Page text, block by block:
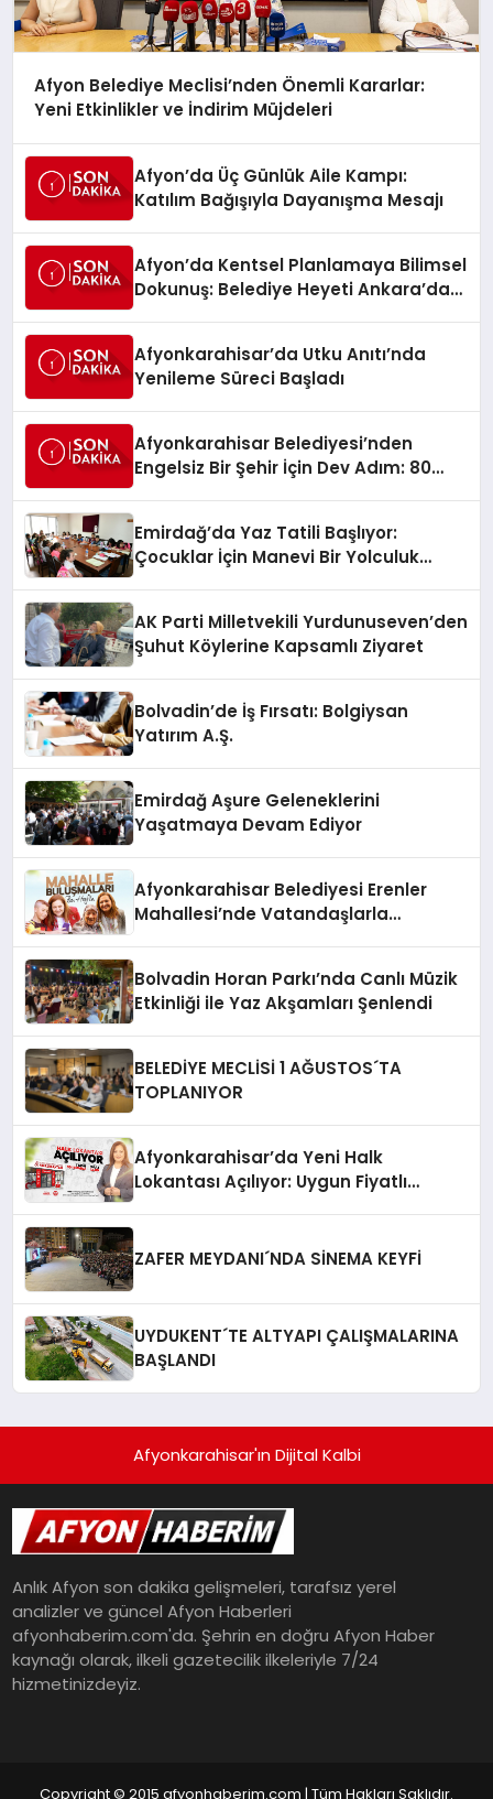
Afyon Belediye Meclisi’nden Önemli Kararlar:
Yeni Etkinlikler ve İndirim Müjdeleri
Afyon’da Üç Günlük Aile Kampı:
Katılım Bağışıyla Dayanışma Mesajı
Afyon’da Kentsel Planlamaya Bilimsel
Dokunuş: Belediye Heyeti Ankara’da
Afyonkarahisar’da Utku Anıtı’nda
Yenileme Süreci Başladı
Afyonkarahisar Belediyesi’nden
Engelsiz Bir Şehir İçin Dev Adım: 80
Emirdağ’da Yaz Tatili Başlıyor:
Çocuklar İçin Manevi Bir Yolculuk
AK Parti Milletvekili Yurdunuseven’den
Şuhut Köylerine Kapsamlı Ziyaret
Bolvadin’de İş Fırsatı: Bolgiysan
Yatırım A.Ş.
Emirdağ Aşure Geleneklerini
Yaşatmaya Devam Ediyor
Afyonkarahisar Belediyesi Erenler
Mahallesi’nde Vatandaşlarla
Bolvadin Horan Parkı’nda Canlı Müzik
Etkinliği ile Yaz Akşamları Şenlendi
BELEDİYE MECLİSİ 1 AĞUSTOS´TA
TOPLANIYOR
Afyonkarahisar’da Yeni Halk
Lokantası Açılıyor: Uygun Fiyatlı
ZAFER MEYDANI´NDA SİNEMA KEYFİ
UYDUKENT´TE ALTYAPI ÇALIŞMALARINA
BAŞLANDI
Afyonkarahisar'ın Dijital Kalbi
Anlık Afyon son dakika gelişmeleri, tarafsız yerel
analizler ve güncel Afyon Haberleri
afyonhaberim.com'da. Şehrin en doğru Afyon Haber
kaynağı olarak, ilkeli gazetecilik ilkeleriyle 7/24
hizmetinizdeyiz.
Copyright © 2015 afyonhaberim.com | Tüm Hakları Saklıdır.